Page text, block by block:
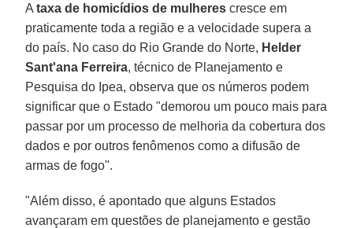
Ataxa de homicídios de mulheres cresce em
praticamente toda a região e a velocidade supera a
do país. No caso do Rio Grande do Norte, Helder
Sant'ana Ferreira, técnico de Planejamento e
Pesquisa do Ipea, observa que os números podem
significar que o Estado "demorou um pouco mais para
passar por um processo de melhoria da cobertura dos
dados e por outros fenômenos como a difusão de
armas de fogo".
"Além disso, é apontado que alguns Estados
avançaram em questões de planejamento e gestão